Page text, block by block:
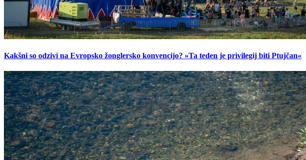
Kakšni so odzivi na Evropsko žonglersko konvencijo? »Ta teden je privilegij biti Ptujčan«